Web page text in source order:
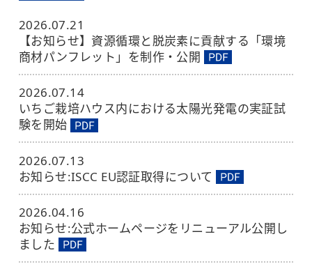
2026.07.21
【お知らせ】資源循環と脱炭素に貢献する「環境
商材パンフレット」を制作・公開
2026.07.14
いちご栽培ハウス内における太陽光発電の実証試
験を開始
2026.07.13
お知らせ:ISCC EU認証取得について
2026.04.16
お知らせ:公式ホームページをリニューアル公開し
ました